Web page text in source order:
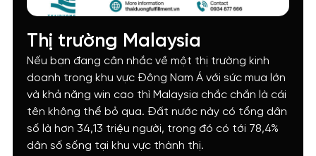
Thị trường Malaysia
Nếu bạn đang cân nhắc về một thị trường kinh
doanh trong khu vực Đông Nam Á với sức mua lớn
và khả năng win cao thì Malaysia chắc chắn là cái
tên không thể bỏ qua. Đất nước này có tổng dân
số là hơn 34,13 triệu người, trong đó có tới 78,4%
dân số sống tại khu vực thành thị.